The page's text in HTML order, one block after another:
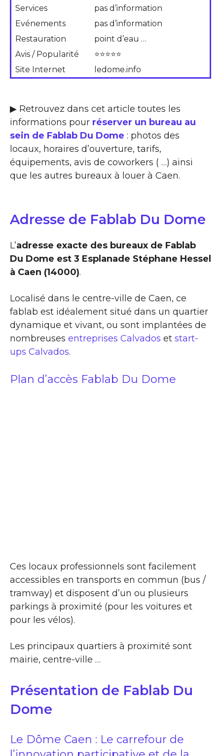
Services
pas d’information
Evénements
pas d’information
Restauration
point d’eau …
Avis / Popularité
⭐⭐⭐⭐⭐
Site Internet
ledome.info
▶ Retrouvez dans cet article toutes les
informations pour réserver un bureau au
sein de Fablab Du Dome : photos des
locaux, horaires d’ouverture, tarifs,
équipements, avis de coworkers ( …) ainsi
que les autres bureaux à louer à Caen.
Adresse de Fablab Du Dome
L’adresse exacte des bureaux de Fablab
Du Dome est 3 Esplanade Stéphane Hessel
à Caen (14000).
Localisé dans le centre-ville de Caen, ce
fablab est idéalement situé dans un quartier
dynamique et vivant, ou sont implantées de
nombreuses entreprises Calvados et start-
ups Calvados.
Plan d’accès Fablab Du Dome
Ces locaux professionnels sont facilement
accessibles en transports en commun (bus /
tramway) et disposent d’un ou plusieurs
parkings à proximité (pour les voitures et
pour les vélos).
Les principaux quartiers à proximité sont
mairie, centre-ville …
Présentation de Fablab Du
Dome
Le Dôme Caen : Le carrefour de